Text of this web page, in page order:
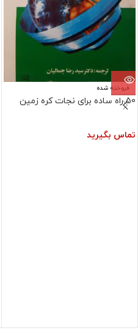
فروخته شده
50 راه ساده برای نجات کره زمین
تماس بگیرید